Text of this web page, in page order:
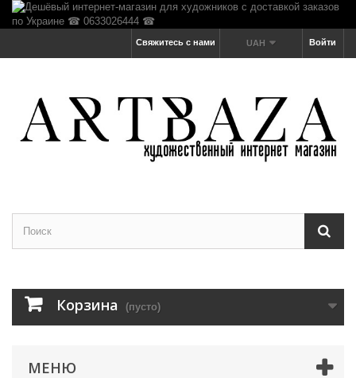
Войти
UAH
Свяжитесь с нами
Корзина (пусто)
МЕНЮ